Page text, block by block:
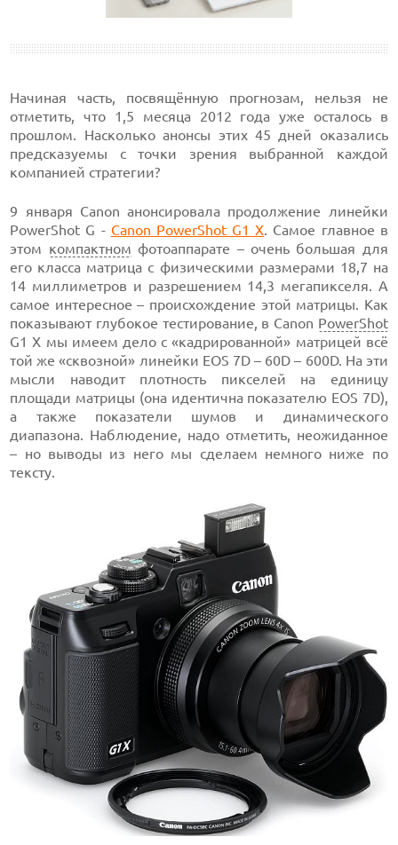
Начиная часть, посвящённую прогнозам, нельзя не
отметить, что 1,5 месяца 2012 года уже осталось в
прошлом. Насколько анонсы этих 45 дней оказались
предсказуемы с точки зрения выбранной каждой
компанией стратегии?
9 января Canon анонсировала продолжение линейки
PowerShot G - Canon PowerShot G1 X. Самое главное в
этом компактном фотоаппарате – очень большая для
его класса матрица с физическими размерами 18,7 на
14 миллиметров и разрешением 14,3 мегапикселя. А
самое интересное – происхождение этой матрицы. Как
показывают глубокое тестирование, в Canon PowerShot
G1 X мы имеем дело с «кадрированной» матрицей всё
той же «сквозной» линейки EOS 7D – 60D – 600D. На эти
мысли наводит плотность пикселей на единицу
площади матрицы (она идентична показателю EOS 7D),
а также показатели шумов и динамического
диапазона. Наблюдение, надо отметить, неожиданное
– но выводы из него мы сделаем немного ниже по
тексту.